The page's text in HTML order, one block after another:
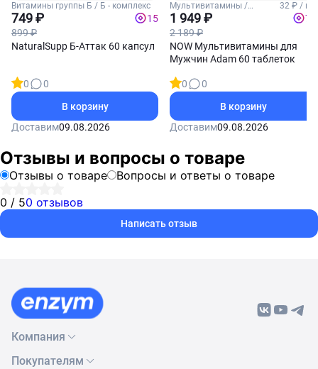
Витамины группы Б / Б - комплекс
749 ₽
899 ₽
15
NaturalSupp Б-Аттак 60 капсул
0
0
В корзину
Доставим09.08.2026
Мультивитамины /
Мужские витамины
32 ₽ / шт
1 949 ₽
2 189 ₽
78
NOW Мультивитамины для
Мужчин Adam 60 таблеток
0
0
В корзину
Доставим09.08.2026
Отзывы и вопросы о товаре
Отзывы о товаре
Вопросы и ответы о товаре
0 / 50 отзывов
Написать отзыв
Компания
О нас
Покупателям